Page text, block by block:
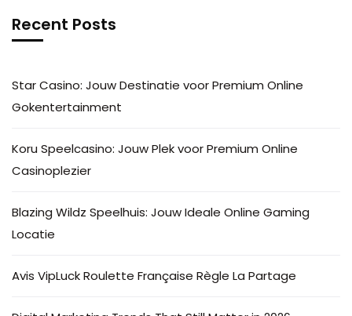
Recent Posts
Star Casino: Jouw Destinatie voor Premium Online
Gokentertainment
Koru Speelcasino: Jouw Plek voor Premium Online
Casinoplezier
Blazing Wildz Speelhuis: Jouw Ideale Online Gaming
Locatie
Avis VipLuck Roulette Française Règle La Partage